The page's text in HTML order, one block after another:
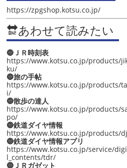
https://zpgshop.kotsu.co.jp/
🔛あわせて読みたい
🔵ＪＲ時刻表
https://www.kotsu.co.jp/products/
ku/
🔵旅の手帖
https://www.kotsu.co.jp/products/
i/
🔵散歩の達人
https://www.kotsu.co.jp/products/
po/
🔵鉄道ダイヤ情報
https://www.kotsu.co.jp/products/
🔵鉄道ダイヤ情報アプリ
https://www.kotsu.co.jp/service/
l_contents/tdr/
🔵ＪＲガゼット